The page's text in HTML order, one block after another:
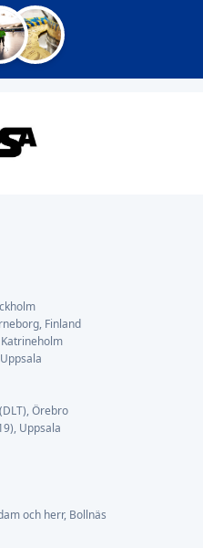
Finland
Örebro
Uppsala
och herr, Bollnäs